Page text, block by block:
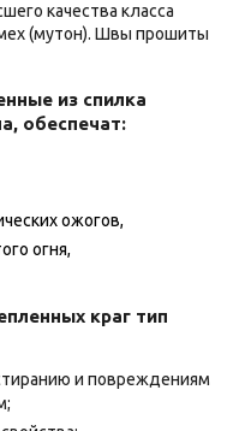
качества класса
(мутон). Швы прошиты
из спилка
обеспечат:
ожогов,
огня,
краг тип
и повреждениям